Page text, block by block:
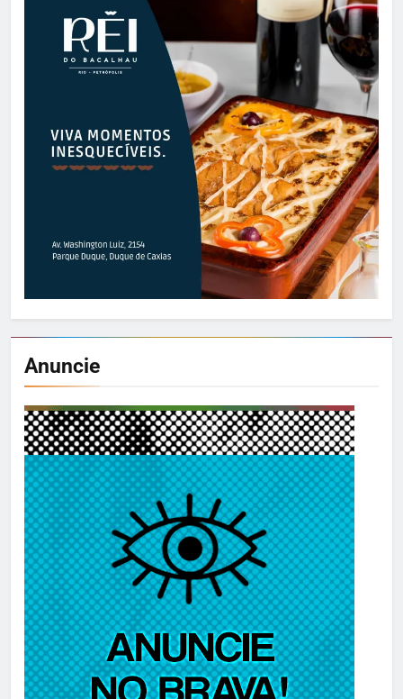
Anuncie